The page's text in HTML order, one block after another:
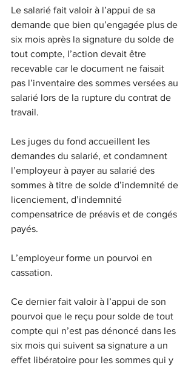
Le salarié fait valoir à l’appui de sa
demande que bien qu’engagée plus de
six mois après la signature du solde de
tout compte, l’action devait être
recevable car le document ne faisait
pas l’inventaire des sommes versées au
salarié lors de la rupture du contrat de
travail.
Les juges du fond accueillent les
demandes du salarié, et condamnent
l’employeur à payer au salarié des
sommes à titre de solde d’indemnité de
licenciement, d’indemnité
compensatrice de préavis et de congés
payés.
L’employeur forme un pourvoi en
cassation.
Ce dernier fait valoir à l’appui de son
pourvoi que le reçu pour solde de tout
compte qui n’est pas dénoncé dans les
six mois qui suivent sa signature a un
effet libératoire pour les sommes qui y